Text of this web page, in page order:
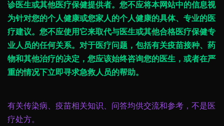
诊医生或其他医疗保健提供者。您不应将本网站中的信息视
为针对您的个人健康或您家人的个人健康的具体、专业的医
疗建议。您不应使用它来取代与医生或其他合格医疗保健专
业人员的任何关系。对于医疗问题，包括有关疫苗接种、药
物和其他治疗的决定，您应该始终咨询您的医生，或者在严
重的情况下立即寻求急救人员的帮助。
有关传染病、疫苗相关知识、问答均供交流和参考，不是医
疗处方。